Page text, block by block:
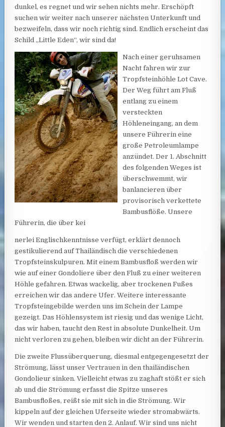
dunkel, es regnet und wir sehen nichts mehr. Erschöpft
suchen wir weiter nach unserer nächsten Unterkunft und
bezweifeln, dass wir noch richtig sind. Endlich erscheint das
Schild „Little Eden“, wir sind da!
Nach einer geruhsamen
Nacht fahren wir zur
Tropfsteinhöhle Lot Cave.
Der Weg führt am Fluß
entlang zu einem
versteckten
Höhleneingang, an dem
unsere Führerin eine
große Petroleumlampe
anzündet. Der 1. Abschnitt
des folgenden Weges ist
überschwemmt, wir
banlancieren über
provisorisch verkettete
Bambusflöße. Unsere
Führerin, die über kei
nerlei Englischkenntnisse verfügt, erklärt dennoch
gestikulierend auf Thailändisch die verschiedenen
Tropfsteinskulpuren. Mit einem Bambusfloß werden wir
wie auf einer Gondoliere über den Fluß zu einer weiteren
Höhle gefahren. Etwas wackelig, aber trockenen Fußes
erreichen wir das andere Ufer. Weitere interessante
Tropfsteingebilde werden uns im Schein der Lampe
gezeigt. Das Höhlensystem ist riesig und das wenige Licht,
das wir haben, taucht den Rest in absolute Dunkelheit. Um
nicht verloren zu gehen, bleiben wir dicht an der Führerin.
Die zweite Flussüberquerung, diesmal entgegengesetzt der
Strömung, lässt unser Vertrauen in den thailändischen
Gondolieur sinken. Vielleicht etwas zu zaghaft stößt er sich
ab und die Strömung erfasst die Spitze unseres
Bambusfloßes, reißt sie mit sich in die Strömung. Wir
kippeln auf der gleichen Uferseite wieder stromabwärts.
Wir wenden und starten den 2. Anlauf. Wir sind uns nicht